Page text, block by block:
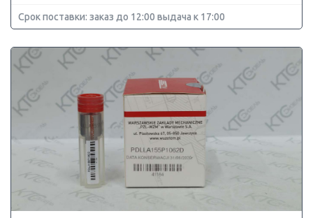
Срок поставки: заказ до 12:00 выдача к 17:00